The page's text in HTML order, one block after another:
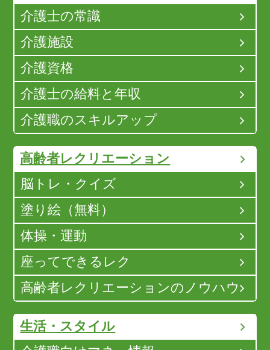
介護士の常識
介護施設
介護資格
介護士の給料と年収
介護職のスキルアップ
高齢者レクリエーション
脳トレ・クイズ
塗り絵（無料）
体操・運動
座ってできるレク
高齢者レクリエーションのノウハウ
生活・スタイル